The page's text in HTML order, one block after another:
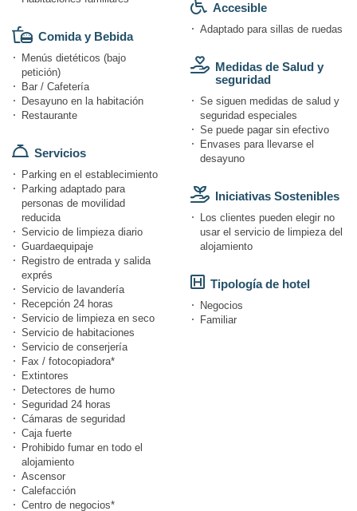
Comida y Bebida
Menús dietéticos (bajo
petición)
Bar / Cafetería
Desayuno en la habitación
Restaurante
Servicios
Parking en el establecimiento
Parking adaptado para
personas de movilidad
reducida
Servicio de limpieza diario
Guardaequipaje
Registro de entrada y salida
exprés
Servicio de lavandería
Recepción 24 horas
Servicio de limpieza en seco
Servicio de habitaciones
Servicio de conserjería
Fax / fotocopiadora*
Extintores
Detectores de humo
Seguridad 24 horas
Cámaras de seguridad
Caja fuerte
Prohibido fumar en todo el
alojamiento
Ascensor
Calefacción
Centro de negocios*
Accesible
Adaptado para sillas de ruedas
Medidas de Salud y
seguridad
Se siguen medidas de salud y
seguridad especiales
Se puede pagar sin efectivo
Envases para llevarse el
desayuno
Iniciativas Sostenibles
Los clientes pueden elegir no
usar el servicio de limpieza del
alojamiento
Tipología de hotel
Negocios
Familiar